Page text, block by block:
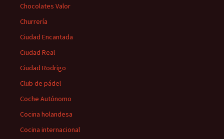
Chocolates Valor
Churrería
Ciudad Encantada
Ciudad Real
Ciudad Rodrigo
Club de pádel
Coche Autónomo
Cocina holandesa
Cocina internacional